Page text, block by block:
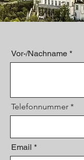
Vor-/Nachname
Telefonnummer
Email